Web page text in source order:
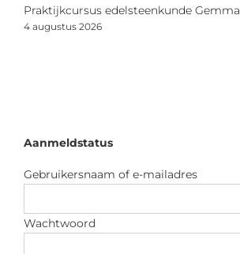
Praktijkcursus edelsteenkunde Gemma
4 augustus 2026
Aanmeldstatus
Gebruikersnaam of e-mailadres
Wachtwoord